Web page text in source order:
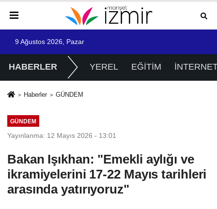
9 Ağustos 2026, Pazar
HABERLER YEREL EĞİTİM
Haberler GÜNDEM
GÜNDEM
Yayınlanma: 12 Mayıs 2026 - 13:01
Bakan Işıkhan: "Emekli aylığı ve
ikramiyelerini 17-22 Mayıs tarihleri
arasında yatırıyoruz"